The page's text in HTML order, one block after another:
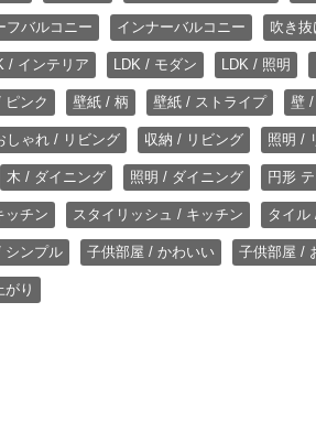
フバルコニー インナーバルコニー 吹き
/ インテリア LDK / モダン LDK / 照明
ピンク 壁紙 / 柄 壁紙 / ストライプ 壁
しゃれ / リビング 収納 / リビング 照明 /
木 / ダイニング 照明 / ダイニング 円形
ッチン スタイリッシュ / キッチン タイル
シンプル 子供部屋 / かわいい 子供部屋 /
り